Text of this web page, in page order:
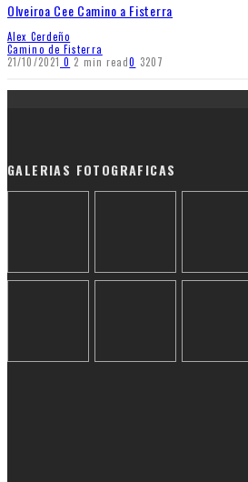
Olveiroa Cee Camino a Fisterra
Alex Cerdeño
Camino de Fisterra
21/10/2021 0 2 min read0 3207
GALERIAS FOTOGRAFICAS